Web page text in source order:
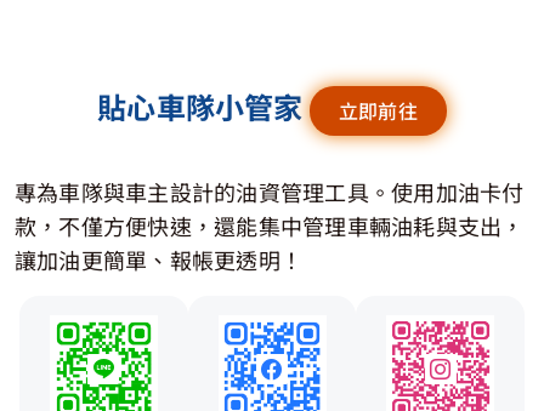
貼心車隊小管家 立即前往
專為車隊與車主設計的油資管理工具。使用加油卡付
款，不僅方便快速，還能集中管理車輛油耗與支出，
讓加油更簡單、報帳更透明！